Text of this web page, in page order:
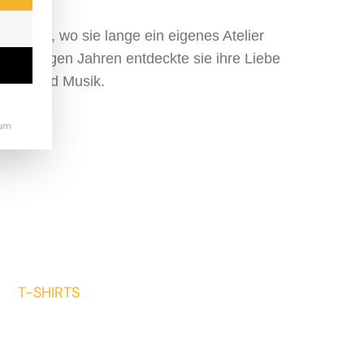
wo sie lange ein eigenes Atelier
einigen Jahren entdeckte sie ihre Liebe
und Musik.
T-SHIRTS